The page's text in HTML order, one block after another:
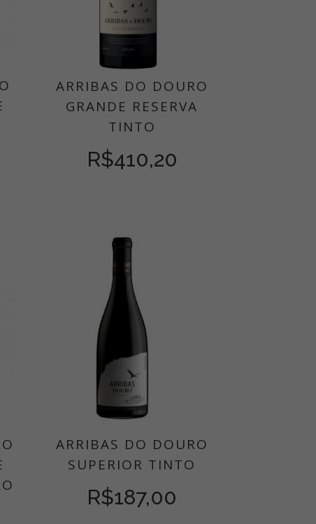
ARRIBAS DO DOURO
GRANDE RESERVA
TINTO
R$410,20
ARRIBAS DO DOURO
SUPERIOR TINTO
R$187,00